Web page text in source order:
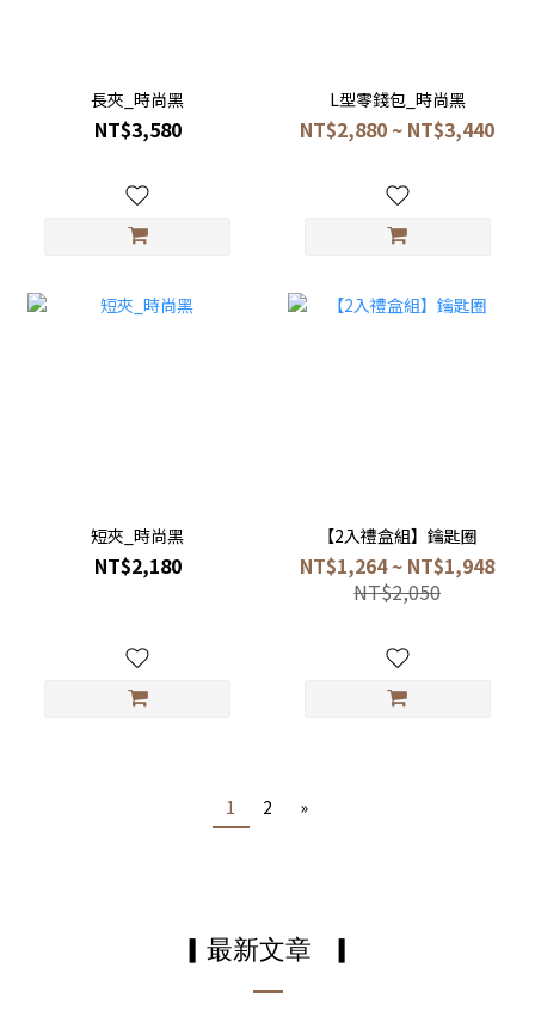
長夾_時尚黑
NT$3,580
L型零錢包_時尚黑
NT$2,880 ~ NT$3,440
短夾_時尚黑
NT$2,180
【2入禮盒組】鑰匙圈
NT$1,264 ~ NT$1,948
NT$2,050
1 2 »
▎最新文章 ▎